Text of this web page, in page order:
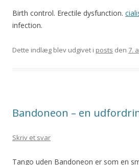
Birth control. Erectile dysfunction.
infection.
Dette indlæg blev udgivet i posts den 7.
Bandoneon – en
Skriv et svar
Tango uden Bandoneon er som en